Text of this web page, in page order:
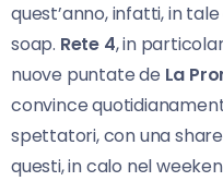
quest’anno, infatti, in
soap. Rete 4, in
nuove puntate de La
convince
spettatori, con una
questi, in calo nel